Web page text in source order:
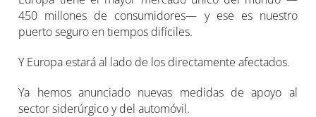
450 millones de consumidores— y ese es nuestro
puerto seguro en tiempos difíciles.
Y Europa estará al lado de los directamente afectados.
Ya hemos anunciado nuevas medidas de apoyo al
sector siderúrgico y del automóvil.